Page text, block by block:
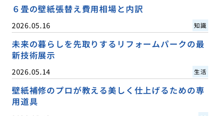
６畳の壁紙張替え費用相場と内訳
2026.05.16 知識
未来の暮らしを先取りするリフォームパークの最
新技術展示
2026.05.14 生活
壁紙補修のプロが教える美しく仕上げるための専
用道具